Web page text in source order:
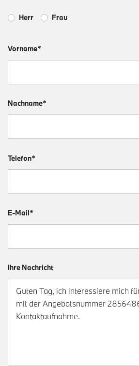
Herr Frau
Vorname*
Nachname*
Telefon*
E-Mail*
Ihre Nachricht